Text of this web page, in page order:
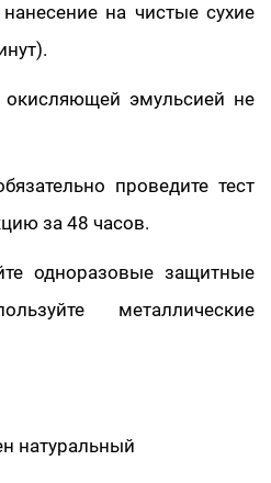
на чистые сухие
окисляющей эмульсией не
проведите тест
за 48 часов.
одноразовые защитные
металлические
натуральный